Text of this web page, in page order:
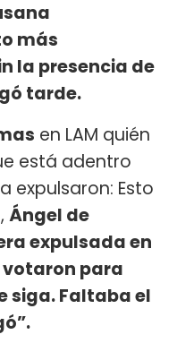
más
la presencia de
tarde.
en LAM quién
está adentro
expulsaron: Esto
Ángel de
expulsada en
votaron para
siga. Faltaba el